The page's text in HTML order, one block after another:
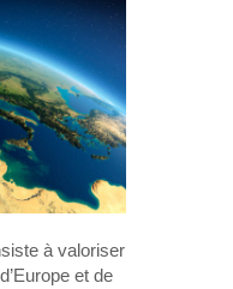
à valoriser
et de